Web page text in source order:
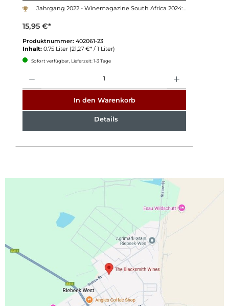
Jahrgang 2022 - Winemagazine South Africa 2024: 94 Punkte
15,95 €*
Produktnummer: 402061-23
Inhalt: 0.75 Liter (21,27 €* / 1 Liter)
Sofort verfügbar, Lieferzeit: 1-3 Tage
In den Warenkorb
Details